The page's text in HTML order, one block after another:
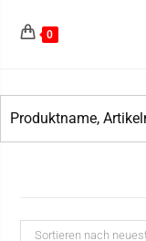
0
Sortieren nach